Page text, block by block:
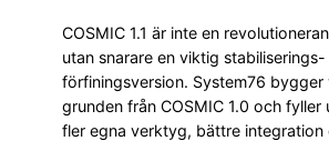
COSMIC 1.1 är inte en
utan snarare en viktig
förfiningsversion. System76 bygger
grunden från COSMIC 1.0 och fyller
fler egna verktyg, bättre integration